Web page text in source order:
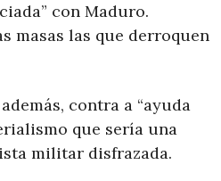
con Maduro.
masas las que derroquen
contra a “ayuda
que sería una
militar disfrazada.